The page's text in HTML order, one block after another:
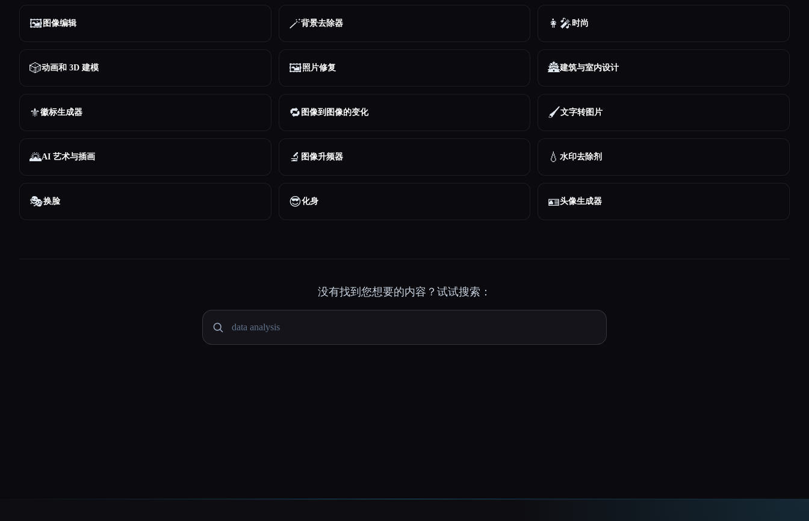
🖼️ 图像编辑 🪄背景去除器 👩‍🎤时尚
🎲动画和 3D 建模 🖼️照片修复 🏯建筑与室内设计
⚜️徽标生成器 🔁 图像到图像的变化 🖌️文字转图片
🌄AI 艺术与插画 🔬 图像升频器 💧水印去除剂
🎭换脸 😎化身 🪪头像生成器
没有找到您想要的内容？试试搜索：